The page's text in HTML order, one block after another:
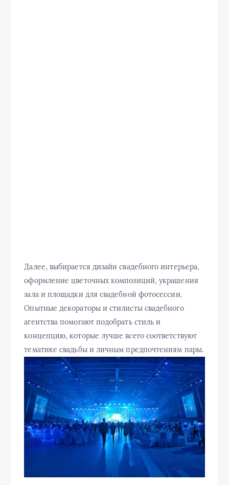
Далее, выбирается дизайн свадебного интерьера,
оформление цветочных композиций, украшения
зала и площадки для свадебной фотосессии.
Опытные декораторы и стилисты свадебного
агентства помогают подобрать стиль и
концепцию, которые лучше всего соответствуют
тематике свадьбы и личным предпочтениям пары.